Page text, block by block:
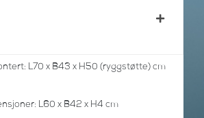
L70 x B43 x H50 (ryggstøtte) cm
L60 x B42 x H4 cm